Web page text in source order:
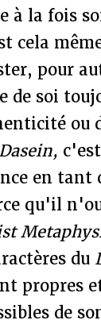
à la fois
cela
pour
de soi
ou
Dasein,
en
qu'il
du
propres
de